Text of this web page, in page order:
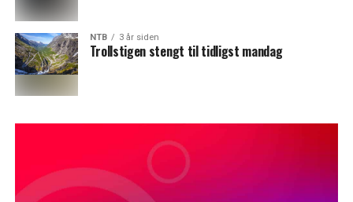
NTB 3 år siden
Trollstigen stengt til tidligst mandag